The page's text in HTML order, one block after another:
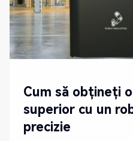
Cum să obțineți
superior cu un
precizie